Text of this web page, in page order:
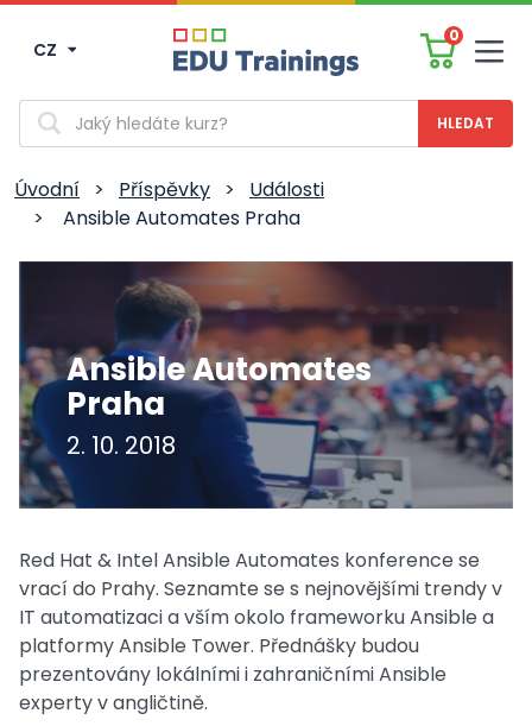
CZ
0
Vyhledávání
Úvodní > Příspěvky >
Události
>
Ansible Automates Praha
Ansible Automates
Praha
2. 10. 2018
Red Hat & Intel Ansible Automates konference se
vrací do Prahy. Seznamte se s nejnovějšími trendy v
IT automatizaci a vším okolo frameworku Ansible a
platformy Ansible Tower. Přednášky budou
prezentovány lokálními i zahraničními Ansible
experty v angličtině.